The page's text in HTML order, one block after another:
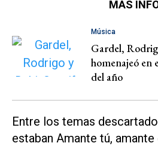
MÁS
Música
Gardel,
homenajeó en
del año
Entre los temas
estaban Amante tú, amante